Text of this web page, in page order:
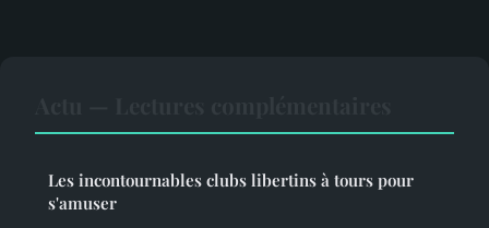
Les incontournables clubs libertins à tours pour
s'amuser